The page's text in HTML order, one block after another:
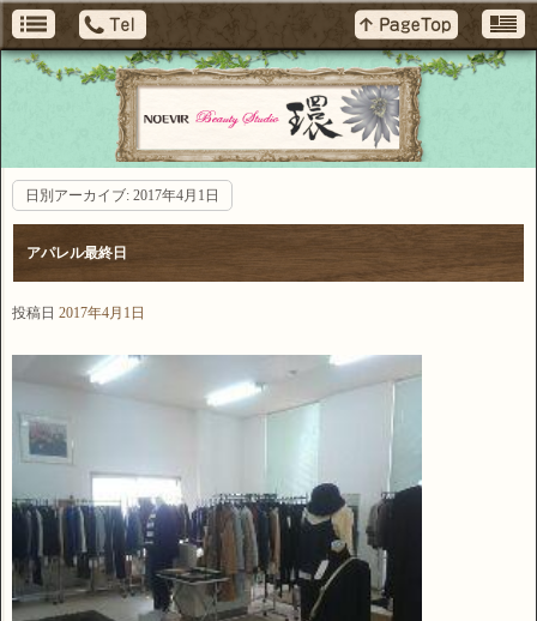
日別アーカイブ: 2017年4月1日
アパレル最終日
投稿日 2017年4月1日